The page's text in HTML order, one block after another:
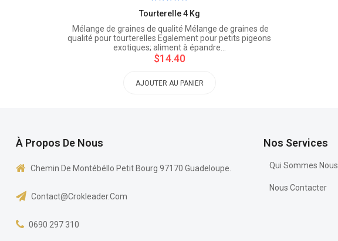
Tourterelle 4 Kg
Mélange de graines de qualité Mélange de graines de
qualité pour tourterelles Egalement pour petits pigeons
exotiques; aliment à épandre…
$14.40
AJOUTER AU PANIER
À Propos De Nous
Chemin De Montébéllo Petit Bourg 97170 Guadeloupe.
Contact@crokleader.com
0690 297 310
Nos Services
Qui Sommes Nous
Nous Contacter